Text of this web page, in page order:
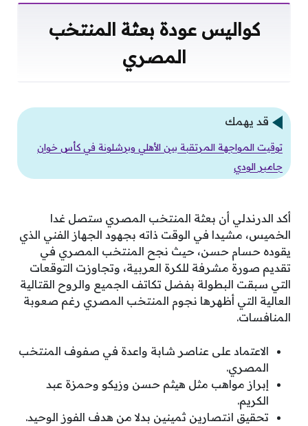
كواليس عودة بعثة المنتخب
المصري
قد يهمك
توقيت المواجهة المرتقبة بين الأهلي وبرشلونة في كأس خوان
جامبر الودي
أكد الدرندلي أن بعثة المنتخب المصري ستصل غدا
الخميس، مشيدا في الوقت ذاته بجهود الجهاز الفني الذي
يقوده حسام حسن، حيث نجح المنتخب المصري في
تقديم صورة مشرفة للكرة العربية، وتجاوزت التوقعات
التي سبقت البطولة بفضل تكاتف الجميع والروح القتالية
العالية التي أظهرها نجوم المنتخب المصري رغم صعوبة
المنافسات.
الاعتماد على عناصر شابة واعدة في صفوف المنتخب
المصري.
إبراز مواهب مثل هيثم حسن وزيكو وحمزة عبد
الكريم.
تحقيق انتصارين ثمينين بدلا من هدف الفوز الوحيد.